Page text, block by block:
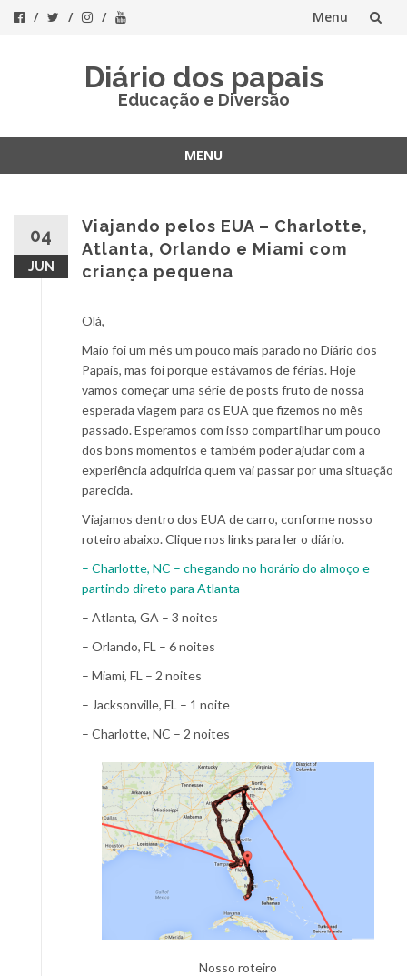
Menu
Diário dos papais
Educação e Diversão
MENU
04
JUN
Viajando pelos EUA – Charlotte,
Atlanta, Orlando e Miami com
criança pequena
Olá,
Maio foi um mês um pouco mais parado no Diário dos
Papais, mas foi porque estávamos de férias. Hoje
vamos começar uma série de posts fruto de nossa
esperada viagem para os EUA que fizemos no mês
passado. Esperamos com isso compartilhar um pouco
dos bons momentos e também poder ajudar com a
experiência adquirida quem vai passar por uma situação
parecida.
Viajamos dentro dos EUA de carro, conforme nosso
roteiro abaixo. Clique nos links para ler o diário.
– Charlotte, NC – chegando no horário do almoço e
partindo direto para Atlanta
– Atlanta, GA – 3 noites
– Orlando, FL – 6 noites
– Miami, FL – 2 noites
– Jacksonville, FL – 1 noite
– Charlotte, NC – 2 noites
Nosso roteiro